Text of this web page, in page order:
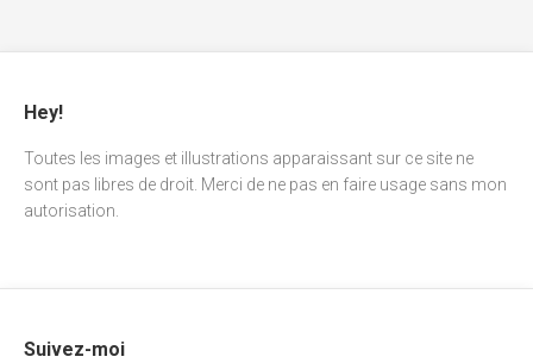
Hey!
Toutes les images et illustrations apparaissant sur ce site ne
sont pas libres de droit. Merci de ne pas en faire usage sans mon
autorisation.
Suivez-moi